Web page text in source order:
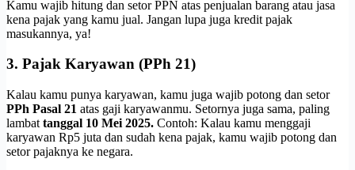
Kamu wajib hitung dan setor PPN atas penjualan barang atau jasa
kena pajak yang kamu jual. Jangan lupa juga kredit pajak
masukannya, ya!
3. Pajak Karyawan (PPh 21)
Kalau kamu punya karyawan, kamu juga wajib potong dan setor
PPh Pasal 21 atas gaji karyawanmu. Setornya juga sama, paling
lambat tanggal 10 Mei 2025. Contoh: Kalau kamu menggaji
karyawan Rp5 juta dan sudah kena pajak, kamu wajib potong dan
setor pajaknya ke negara.